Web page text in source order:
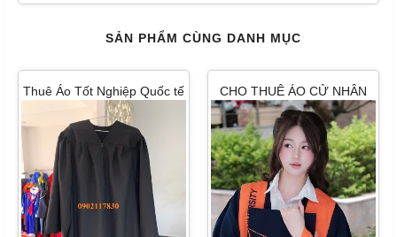
SẢN PHẨM CÙNG DANH MỤC
Thuê Áo Tốt Nghiệp Quốc tế
đẹp nhất 2026
CHO THUÊ ÁO CỬ NHÂN
QUỐC TẾ RẺ ĐẸP